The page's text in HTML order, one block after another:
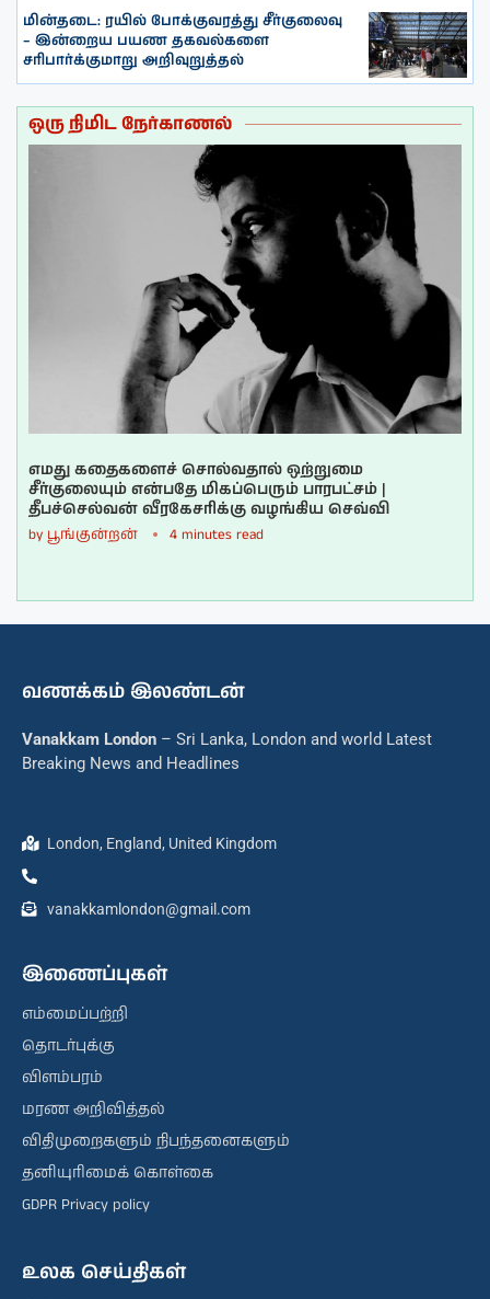
மின்தடை: ரயில் போக்குவரத்து சீர்குலைவு
– இன்றைய பயண தகவல்களை
சரிபார்க்குமாறு அறிவுறுத்தல்
ஒரு நிமிட நேர்காணல்
எமது கதைகளைச் சொல்வதால் ஒற்றுமை
சீர்குலையும் என்பதே மிகப்பெரும் பாரபட்சம் |
தீபச்செல்வன் வீரகேசரிக்கு வழங்கிய செவ்வி
by பூங்குன்றன் 4 minutes read
வணக்கம் இலண்டன்
Vanakkam London – Sri Lanka, London and world Latest
Breaking News and Headlines
London, England, United Kingdom
vanakkamlondon@gmail.com
இணைப்புகள்
எம்மைப்பற்றி
தொடர்புக்கு
விளம்பரம்
மரண அறிவித்தல்
விதிமுறைகளும் நிபந்தனைகளும்
தனியுரிமைக் கொள்கை
GDPR Privacy policy
உலக செய்திகள்